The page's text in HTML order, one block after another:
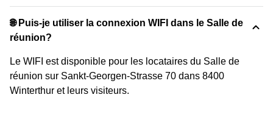
🌐 Puis-je utiliser la connexion WIFI dans le Salle de
réunion?
Le WIFI est disponible pour les locataires du Salle de
réunion sur Sankt-Georgen-Strasse 70 dans 8400
Winterthur et leurs visiteurs.